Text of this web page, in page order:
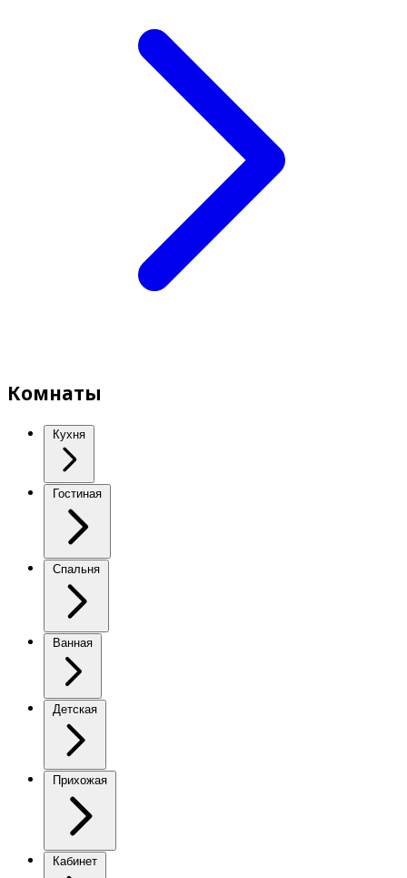
Комнаты
Кухня
Гостиная
Спальня
Ванная
Детская
Прихожая
Кабинет